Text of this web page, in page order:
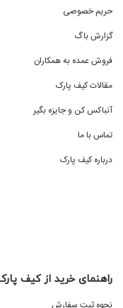
حریم خصوصی
گزارش باگ
فروش عمده به همکاران
مقالات کیف پارک
آنباکس کن و جایزه بگیر
تماس با ما
درباره کیف پارک
راهنمای خرید از کیف پارک